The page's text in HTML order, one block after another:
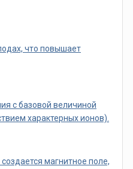
что повышает
с базовой величиной
характерных ионов).
магнитное поле,